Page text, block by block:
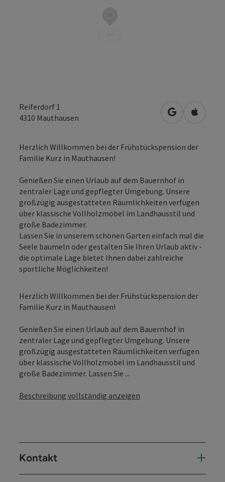
Reiferdorf 1
4310 Mauthausen in Google
in
Herzlich Willkommen bei der Frühstückspension der
Familie Kurz in Mauthausen!
Genießen Sie einen Urlaub auf dem Bauernhof in
zentraler Lage und gepflegter Umgebung. Unsere
großzügig ausgestatteten Räumlichkeiten verfügen
über klassische Vollholzmöbel im Landhausstil und
große Badezimmer.
Lassen Sie in unserem schönen Garten einfach mal die
Seele baumeln oder gestalten Sie Ihren Urlaub aktiv -
die optimale Lage bietet Ihnen dabei zahlreiche
sportliche Möglichkeiten!
Herzlich Willkommen bei der Frühstückspension der
Familie Kurz in Mauthausen!
Genießen Sie einen Urlaub auf dem Bauernhof in
zentraler Lage und gepflegter Umgebung. Unsere
großzügig ausgestatteten Räumlichkeiten verfügen
über klassische Vollholzmöbel im Landhausstil und
große Badezimmer. Lassen Sie ...
Beschreibung vollständig anzeigen
Kontakt